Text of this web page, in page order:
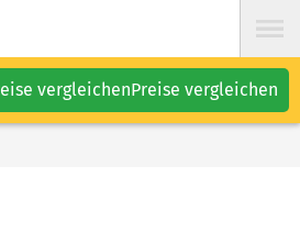
vergleichenPreise vergleichen